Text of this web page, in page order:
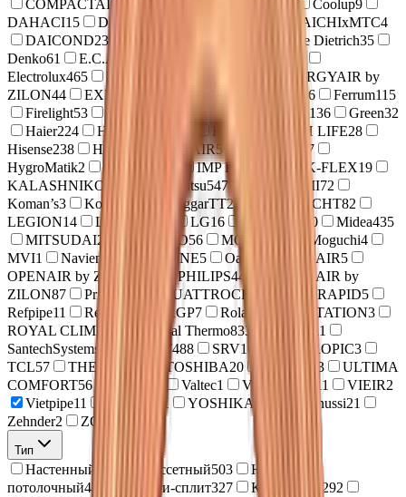
COMPACTAIR by ZILON
Coolup9
DAHACI15 Daichi DAICHIxMTC4
DAICOND23 De Dietrich35
Denko61 E.C.A.
Electrolux465 ELSEN
ENERGYAIR by
ZILON44 EXPERTAIR by ZILON 86 Ferrum115
Firelight53 FUNAI 136 Green32
Haier224 HAJDU Hidros HIGH LIFE28
Hisense238 Hitachi HITAIR5
27
HygroMatik2 IMP PUMPS K-FLEX19
KALASHNIKOV
Kentatsu547 KITURAMI72
Koman’s3 Kotitonttu LaggarTT2 LAMPRECHT82
LEGION14 LESSAR LG16 30 Midea435
MITSUDAI21 MIZUDO56 MODULS Moguchi4
MVI1 Navien NEOLINE5 Oasis ONE AIR5
OPENAIR by ZILON
PHILIPS44
POWERAIR by
ZILON87 Primera QUATTROCLIMA RAPID5
Refpipe11 RexFaber RGP7 Roland ROTATION3
ROYAL CLIMA
Royal Thermo833
11
SantechSystems
SHUFT488 SRV16 SUBTROPIC3
TCL57 THERMEX TOSHIBA20 83
ULTIMA
COMFORT56 Valtec1 VARMEGA 11 VIEIR2
Vietpipe11 51 YOSHIKAWA Zanussi21
Zehnder2 ZOTA
Тип
Настенный Кассетный503
Напольно-
потолочный421 Мульти-сплит327 Канальный
292